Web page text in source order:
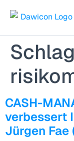
CASH-
verbessert
Jürgen Fae